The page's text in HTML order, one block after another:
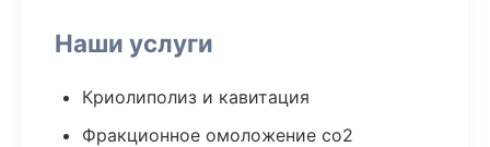
Наши услуги
Криолиполиз и кавитация
Фракционное омоложение co2